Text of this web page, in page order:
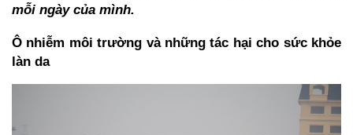
mỗi ngày của mình.
Ô nhiễm môi trường và những tác hại cho sức khỏe
làn da